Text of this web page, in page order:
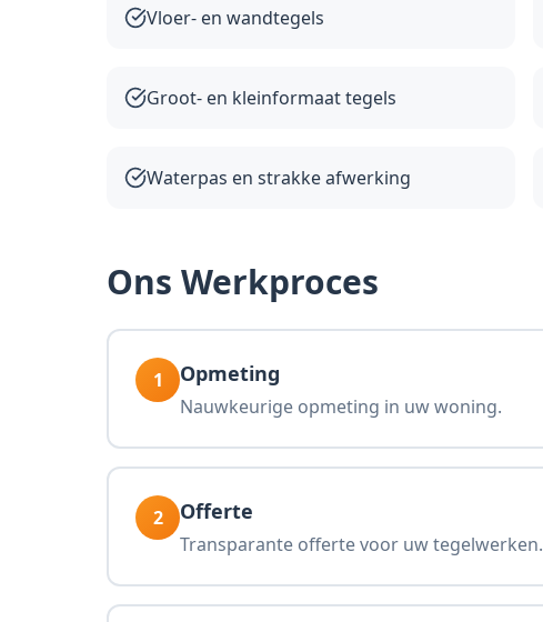
Vloer- en wandtegels
Groot- en kleinformaat tegels
Waterpas en strakke afwerking
Ons Werkproces
1 Opmeting
Nauwkeurige opmeting in uw woning.
2 Offerte
Transparante offerte voor uw tegelwerken.